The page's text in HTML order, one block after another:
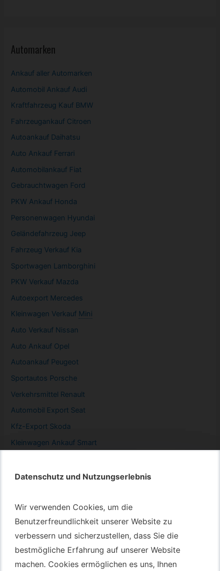
Datenschutz und Nutzungserlebnis
Wir verwenden Cookies, um die
Benutzerfreundlichkeit unserer Website zu
verbessern und sicherzustellen, dass Sie die
bestmögliche Erfahrung auf unserer Website
machen. Cookies ermöglichen es uns, Ihnen
Datenschutz und Nutzungserlebnis
Wir verwenden Cookies, um die
Benutzerfreundlichkeit unserer Website zu
verbessern und sicherzustellen, dass Sie die
bestmögliche Erfahrung auf unserer Website
machen. Cookies ermöglichen es uns, Ihnen
Automarken
Ankauf aller Automarken
Automobil Ankauf Audi
Kraftfahrzeug Kauf BMW
Fahrzeugankauf Citroen
Autoankauf Daihatsu
Auto Ankauf Ferrari
Automobilankauf Fiat
Gebrauchtwagen Ford
PKW Ankauf Honda
Personenwagen Hyundai
Geländefahrzeug Jeep
Fahrzeug Verkauf Kia
Sportwagen Lamborghini
PKW Verkauf Mazda
Autoexport Mercedes
Kleinwagen Verkauf Mini
Auto Verkauf Nissan
Auto Ankauf Opel
Autoankauf Peugeot
Sportautos Porsche
Verkehrsmittel Renault
Automobil
Export Seat
Kfz-Export Skoda
Kleinwagen Ankauf Smart
Autotransport Bochum
Autotransport Düsseldorf
Autotransport Essen
Autoexport Gelsenkirchen